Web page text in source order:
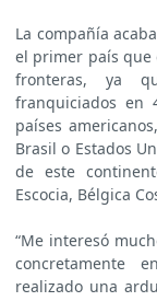
La compañía
el primer país que
fronteras, ya
franquiciados en
países
Brasil o Estados
de este
Escocia, Bélgica
“Me interesó
concretamente
realizado una